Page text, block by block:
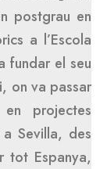
postgrau en
a l’Escola
fundar el seu
on va passar
projectes
Sevilla, des
tot Espanya,